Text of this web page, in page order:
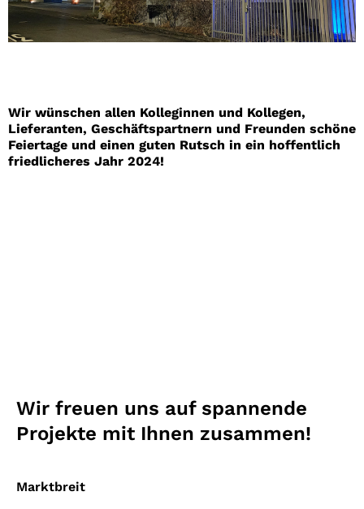
Wir wünschen allen Kolleginnen und Kollegen,
Lieferanten, Geschäftspartnern und Freunden schöne
Feiertage und einen guten Rutsch in ein hoffentlich
friedlicheres Jahr 2024!
Wir freuen uns auf spannende
Projekte mit Ihnen zusammen!
Marktbreit